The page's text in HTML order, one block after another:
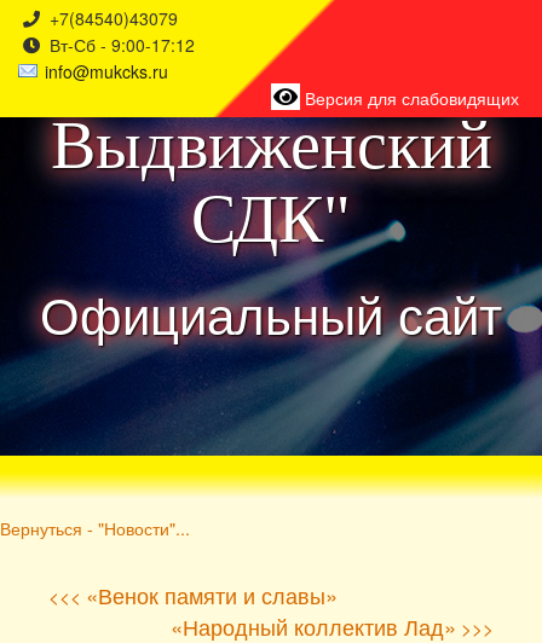
+7(84540)43079
Вт-Сб - 9:00-17:12
info@mukcks.ru
Версия для слабовидящих
района
Выдвиженский
СДК"
Официальный сайт
Вернуться - "Новости"...
<<< «Венок памяти и славы»
«Народный коллектив Лад» >>>